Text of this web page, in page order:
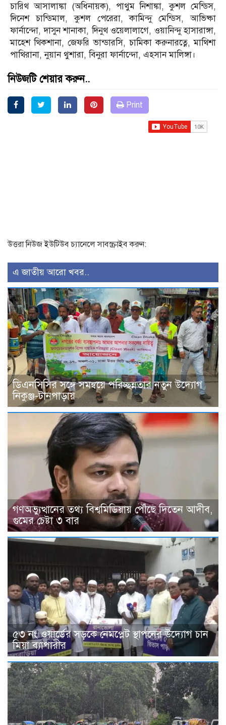
চারিথ আসালাঙ্কা (অধিনায়ক), পাথুম নিশাঙ্কা, কুশল মেন্ডিস,
দিনেশ চান্ডিমাল, কুশল পেরেরা, কামিন্দু মেন্ডিস, আভিষ্কা
ফার্নান্দো, দাসুন শানাকা, দিনুথ ওয়েলালাগে, ওয়ানিন্দু হাসারাঙ্গা,
মাহেশ থিকশানা, জেফরি ভান্ডারসি, চামিকা করুনারত্নে, মাথিশা
পাথিরানা, নুয়ান থুশারা, বিনুরা ফার্নান্দো, এহসান মালিঙ্গা।
নিউজটি শেয়ার করুন..
Print
উত্তরা নিউজ ইউটিউব চ্যানেলে সাবস্ক্রাইব করুন:
এ জাতীয় আরো খবর..
ডিএনসিসির সঙ্গে সমন্বয়ে পরিচ্ছন্নতার নতুন উদ্যোগ
নিকুঞ্জ-টানপাড়ায়
গণঅভ্যুত্থানের তথ্য বিশ্বমিডিয়ায় পৌঁছে দিতেন আদীব,
গুমের চেষ্টা ৩ বার
৫৩ নং ওয়ার্ডের সড়কে নেমপ্লেট স্থাপনের উদ্যোগ চান
মিয়া ব্যাপারীর